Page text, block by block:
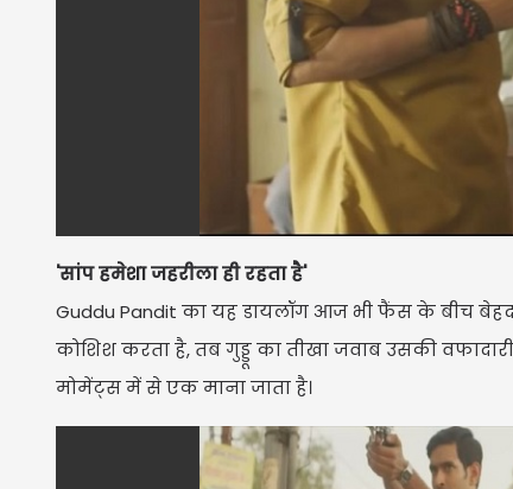
'सांप हमेशा जहरीला ही रहता है'
Guddu Pandit का यह डायलॉग आज भी फैंस के बीच
कोशिश करता है, तब गुड्डू का तीखा जवाब उसकी
मोमेंट्स में से एक माना जाता है।